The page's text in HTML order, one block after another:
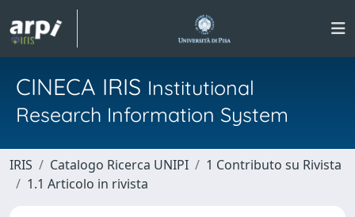
CINECA IRIS Institutional
Research Information System
IRIS Catalogo Ricerca UNIPI
1 Contributo su Rivista
1.1 Articolo in rivista